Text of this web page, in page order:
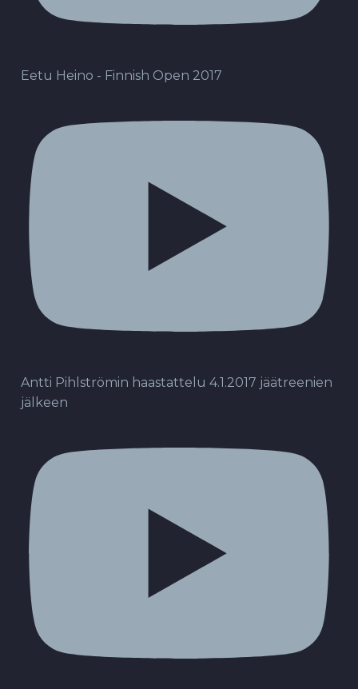
Eetu Heino - Finnish Open 2017
Antti Pihlströmin haastattelu 4.1.2017 jäätreenien
jälkeen